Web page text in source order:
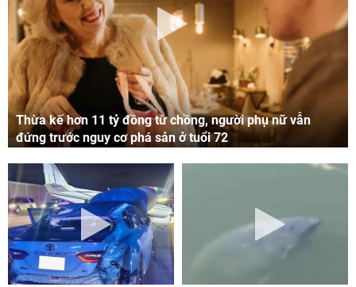
Thừa kế hơn 11 tỷ đồng từ chồng, người phụ nữ vẫn
đứng trước nguy cơ phá sản ở tuổi 72